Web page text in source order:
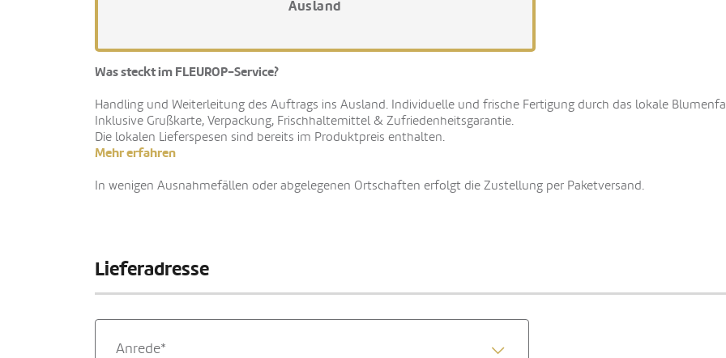
Ausland
Was steckt im FLEUROP-Service?
Handling und Weiterleitung des Auftrags ins Ausland. Individuelle und frische Fertigung durch das lokale
Inklusive Grußkarte, Verpackung, Frischhaltemittel & Zufriedenheitsgarantie.
Die lokalen Lieferspesen sind bereits im Produktpreis enthalten.
Mehr erfahren
In wenigen Ausnahmefällen oder abgelegenen Ortschaften erfolgt die Zustellung per Paketversand.
Lieferadresse
Anrede*